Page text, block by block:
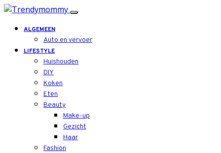
ALGEMEEN
Auto en vervoer
LIFESTYLE
Huishouden
DIY
Koken
Eten
Beauty
Make-up
Gezicht
Haar
Fashion